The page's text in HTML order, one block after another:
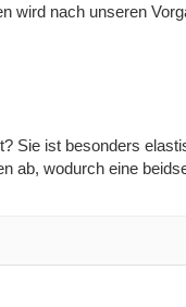
wird nach unseren
Sie ist besonders
ab, wodurch eine